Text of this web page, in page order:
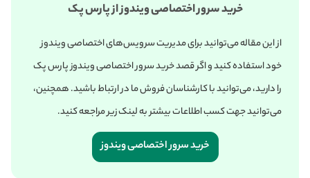
خرید سرور اختصاصی ویندوز از پارس پک
از این مقاله می‌‌توانید برای مدیریت سرویس‌های اختصاصی ویندوز
خود استفاده کنید و اگر قصد خرید سرور اختصاصی ویندوز پارس پک
را دارید، می‌توانید با کارشناسان فروش ما در ارتباط باشید. همچنین،
می‌توانید جهت کسب‌ اطلاعات بیشتر به لینک‌ زیر مراجعه کنید.
خرید سرور اختصاصی ویندوز